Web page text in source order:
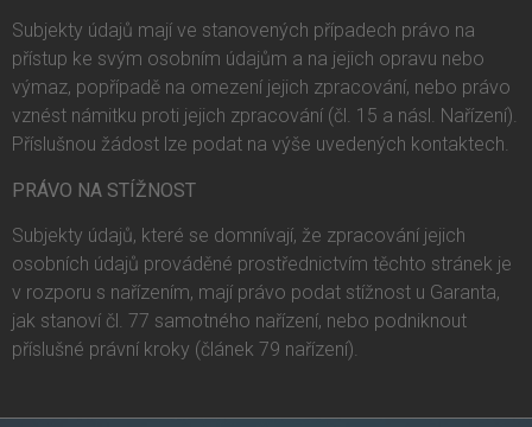
Subjekty údajů mají ve stanovených případech právo na
přístup ke svým osobním údajům a na jejich opravu nebo
výmaz, popřípadě na omezení jejich zpracování, nebo právo
vznést námitku proti jejich zpracování (čl. 15 a násl. Nařízení).
Příslušnou žádost lze podat na výše uvedených kontaktech.
PRÁVO NA STÍŽNOST
Subjekty údajů, které se domnívají, že zpracování jejich
osobních údajů prováděné prostřednictvím těchto stránek je
v rozporu s nařízením, mají právo podat stížnost u Garanta,
jak stanoví čl. 77 samotného nařízení, nebo podniknout
příslušné právní kroky (článek 79 nařízení).